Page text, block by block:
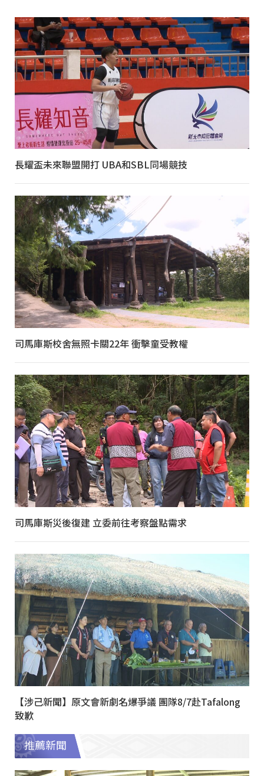
長耀盃未來聯盟開打 UBA和SBL同場競技
司馬庫斯校舍無照卡關22年 衝擊童受教權
司馬庫斯災後復建 立委前往考察盤點需求
【涉己新聞】原文會新劇名爆爭議 團隊8/7赴Tafalong
致歉
推薦新聞